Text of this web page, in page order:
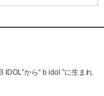
から“ b idol ”に生まれ